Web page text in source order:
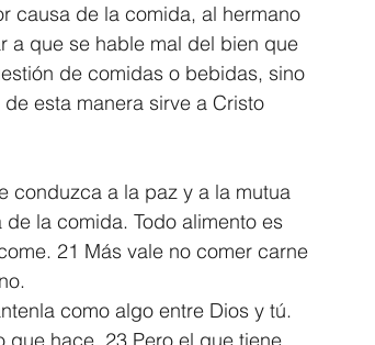
causa de la comida, al hermano
a que se hable mal del bien que
de comidas o bebidas, sino
esta manera sirve a Cristo
conduzca a la paz y a la mutua
la comida. Todo alimento es
21 Más vale no comer carne
como algo entre Dios y tú.